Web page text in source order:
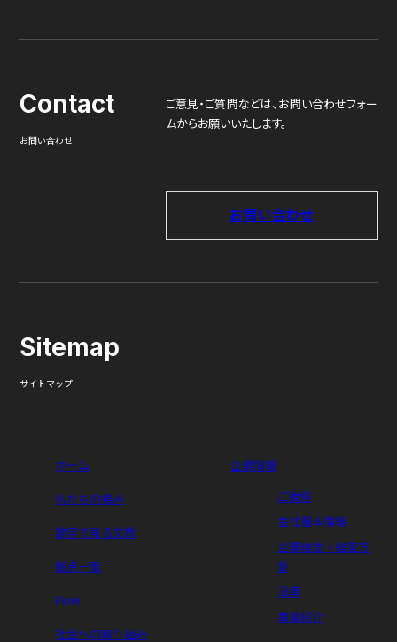
Contact
お問い合わせ
ご意見・ご質問などは、お問い合わせフォー
ムからお願いいたします。
お問い合わせ
Sitemap
サイトマップ
ホーム
私たちの強み
数字で見る文教
拠点一覧
Flow
社会への取り組み
企業情報
ご挨拶
会社基本情報
企業理念・経営方
針
沿革
事業紹介